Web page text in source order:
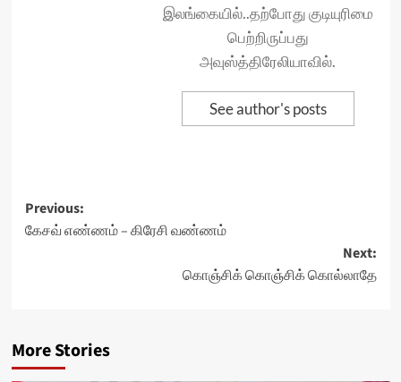
இலங்கையில்..தற்போது குடியுரிமை
பெற்றிருப்பது
அவுஸ்த்திரேலியாவில்.
See author's posts
Post
navigation
Previous:
கேசவ் எண்ணம் – கிரேசி வண்ணம்
Next:
கொஞ்சிக் கொஞ்சிக் கொல்லாதே
More Stories